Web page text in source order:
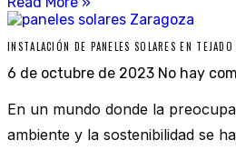
INSTALACIÓN DE PANELES SOLARES EN
6 de octubre de 2023 No hay
En un mundo donde la
ambiente y la sostenibilidad se